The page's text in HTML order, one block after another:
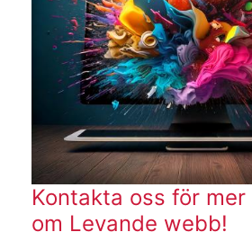
Kontakta oss för
om Levande webb!